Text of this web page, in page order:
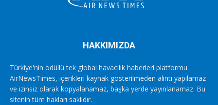
HAKKIMIZDA
Türkiye'nin ödüllü tek global havacılık haberleri platformu
AirNewsTimes, içerikleri kaynak gösterilmeden alıntı yapılamaz
ve izinsiz olarak kopyalanamaz, başka yerde yayınlanamaz. Bu
sitenin tüm hakları saklıdır.